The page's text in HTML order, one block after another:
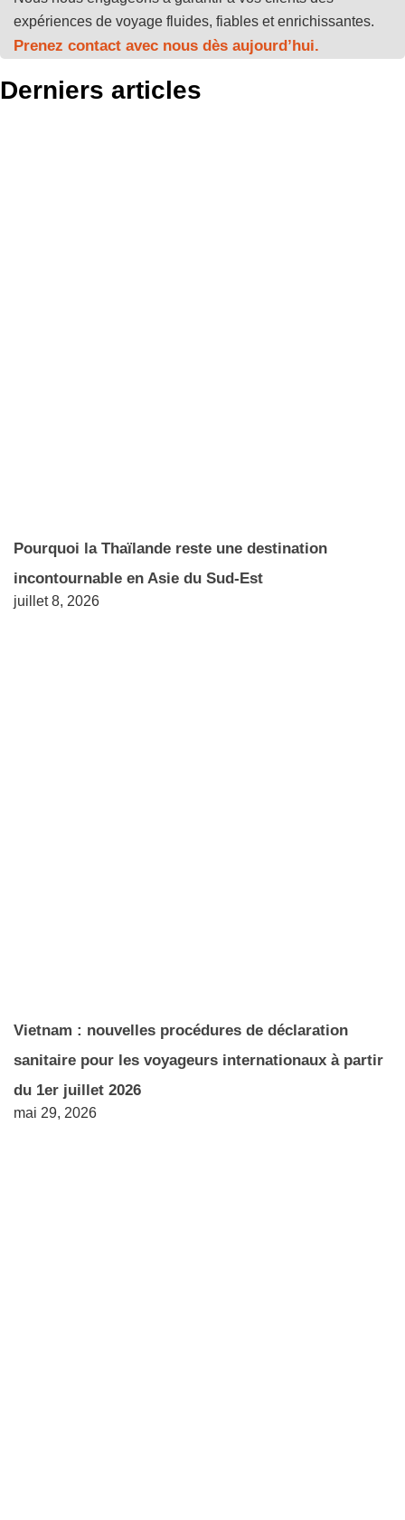
expériences de voyage fluides, fiables et enrichissantes.
Prenez contact avec nous dès aujourd’hui.
Derniers articles
Pourquoi la Thaïlande reste une destination
incontournable en Asie du Sud-Est
juillet 8, 2026
Vietnam : nouvelles procédures de déclaration
sanitaire pour les voyageurs internationaux à partir
du 1er juillet 2026
mai 29, 2026